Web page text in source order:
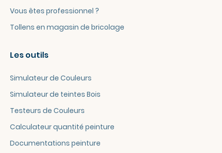
Vous êtes professionnel ?
Tollens en magasin de bricolage
Les outils
Simulateur de Couleurs
Simulateur de teintes Bois
Testeurs de Couleurs
Calculateur quantité peinture
Documentations peinture